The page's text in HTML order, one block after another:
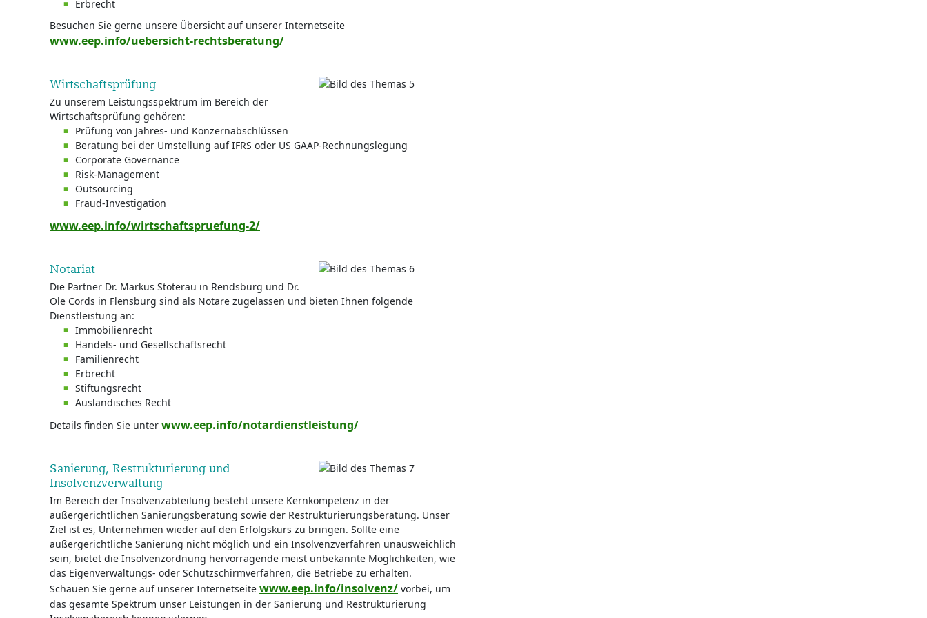
Erbrecht
Besuchen Sie gerne unsere Übersicht auf unserer Internetseite
www.eep.info/uebersicht-rechtsberatung/
Wirtschaftsprüfung
Zu unserem Leistungsspektrum im Bereich der
Wirtschaftsprüfung gehören:
Prüfung von Jahres- und Konzernabschlüssen
Beratung bei der Umstellung auf IFRS oder US GAAP-Rechnungslegung
Corporate Governance
Risk-Management
Outsourcing
Fraud-Investigation
www.eep.info/wirtschaftspruefung-2/
Notariat
Die Partner Dr. Markus Stöterau in Rendsburg und Dr.
Ole Cords in Flensburg sind als Notare zugelassen und bieten Ihnen folgende
Dienstleistung an:
Immobilienrecht
Handels- und Gesellschaftsrecht
Familienrecht
Erbrecht
Stiftungsrecht
Ausländisches Recht
Details finden Sie unter www.eep.info/notardienstleistung/
Sanierung, Restrukturierung und
Insolvenzverwaltung
Im Bereich der Insolvenzabteilung besteht unsere Kernkompetenz in der
außergerichtlichen Sanierungsberatung sowie der Restrukturierungsberatung. Unser
Ziel ist es, Unternehmen wieder auf den Erfolgskurs zu bringen. Sollte eine
außergerichtliche Sanierung nicht möglich und ein Insolvenzverfahren unausweichlich
sein, bietet die Insolvenzordnung hervorragende meist unbekannte Möglichkeiten, wie
das Eigenverwaltungs- oder Schutzschirmverfahren, die Betriebe zu erhalten.
Schauen Sie gerne auf unserer Internetseite www.eep.info/insolvenz/ vorbei, um
das gesamte Spektrum unser Leistungen in der Sanierung und Restrukturierung